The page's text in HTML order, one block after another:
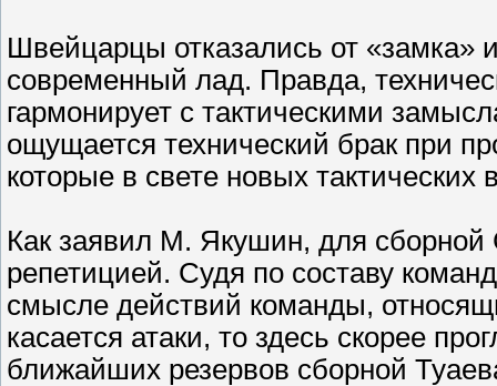
Швейцарцы отказались от «замка»
современный лад. Правда,
гармонирует с тактическими
ощущается технический брак при
которые в свете новых
Как заявил М. Якушин, для
репетицией. Судя по составу
смысле действий команды,
касается атаки, то здесь скорее
ближайших резервов сборной